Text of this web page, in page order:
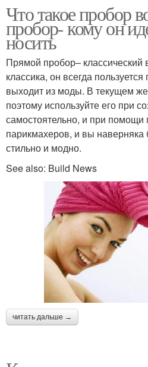
Что такое пробор
пробор- кому он
носить
Прямой пробор– классический
классика, он всегда
выходит из моды. В текущем
поэтому используйте его при
самостоятельно, и при
парикмахеров, и вы наверняка
стильно и модно.
See also: Build News
читать дальше →